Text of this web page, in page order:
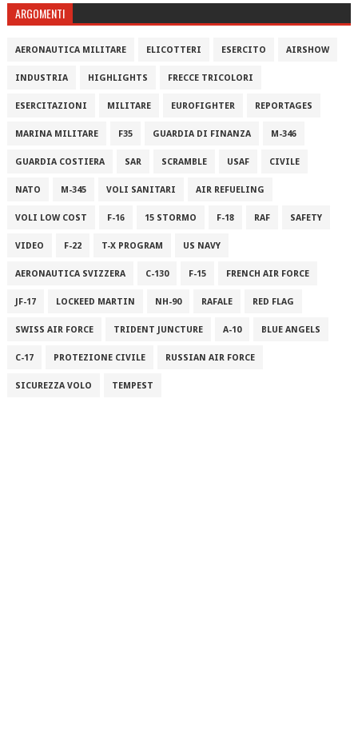
ARGOMENTI
AERONAUTICA MILITARE ELICOTTERI ESERCITO AIRSHOW
INDUSTRIA HIGHLIGHTS FRECCE TRICOLORI
ESERCITAZIONI MILITARE EUROFIGHTER REPORTAGES
MARINA MILITARE F35 GUARDIA DI FINANZA M-346
GUARDIA COSTIERA SAR SCRAMBLE USAF CIVILE
NATO M-345 VOLI SANITARI AIR REFUELING
VOLI LOW COST F-16 15 STORMO F-18 RAF SAFETY
VIDEO F-22 T-X PROGRAM US NAVY
AERONAUTICA SVIZZERA C-130 F-15 FRENCH AIR FORCE
JF-17 LOCKEED MARTIN NH-90 RAFALE RED FLAG
SWISS AIR FORCE TRIDENT JUNCTURE A-10 BLUE ANGELS
C-17 PROTEZIONE CIVILE RUSSIAN AIR FORCE
SICUREZZA VOLO TEMPEST